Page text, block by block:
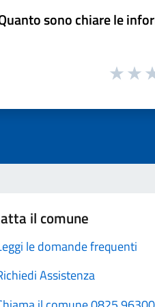
sono chiare le
il comune
le domande frequenti
Assistenza